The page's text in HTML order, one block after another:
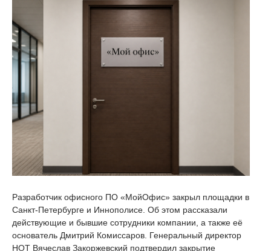
Разработчик офисного ПО «МойОфис» закрыл площадки в
Санкт-Петербурге и Иннополисе. Об этом рассказали
действующие и бывшие сотрудники компании, а также её
основатель Дмитрий Комиссаров. Генеральный директор
НОТ Вячеслав Закоржевский подтвердил закрытие